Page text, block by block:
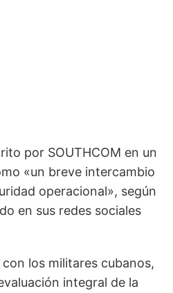
por SOUTHCOM en un
«un breve intercambio
operacional», según
en sus redes sociales
los militares cubanos,
integral de la